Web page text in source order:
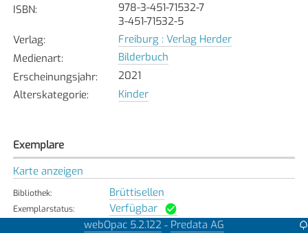
ISBN:
978-3-451-71532-7
3-451-71532-5
Verlag:
Freiburg : Verlag Herder
Medienart:
Bilderbuch
Erscheinungsjahr:
2021
Alterskategorie: Kinder
Exemplare
Karte anzeigen
Bibliothek: Brüttisellen
Exemplarstatus: Verfügbar
webOpac 5.2.122 - Predata AG